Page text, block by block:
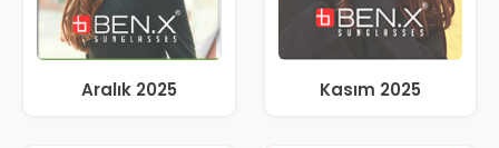
Aralık 2025 Kasım 2025